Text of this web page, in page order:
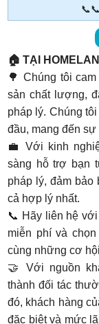
📞📞
🏠 TẠI
🌳 Chúng tôi
sản chất lượng,
pháp lý. Chúng
đầu, mang đến
💼 Với kinh
sàng hỗ trợ bạn
pháp lý, đảm
cả hợp lý nhất.
📞 Hãy liên hệ
miễn phí và
cùng những cơ
🤝 Với nguồn
thành đối tác
đó, khách hàng
đặc biệt và mức